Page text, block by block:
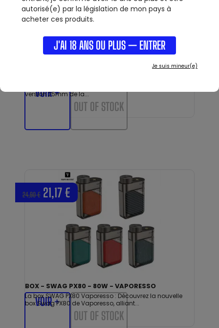
autorisé(e) par la législation de mon pays à
acheter ces produits.
J'AI 18 ANS OU PLUS — ENTRER
Je suis mineur(e)
version 25mm de la...
VOIR +
OUT OF STOCK
BOX - SWAG PX80 - 80W - VAPORESSO
La box SWAG PX80 Vaporesso : Découvrez la nouvelle
box Swag PX80 de Vaporesso, alliant...
24,90 € 21,17 €
VOIR +
OUT OF STOCK